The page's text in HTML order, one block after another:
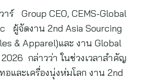
าร์ Group CEO, CEMS-Global
ผู้จัดงาน 2nd Asia Sourcing
& Apparel)และ งาน Global
กล่าวว่า ในช่วงเวลาสำคัญ
อและเครื่องนุ่งห่มโลก งาน 2nd